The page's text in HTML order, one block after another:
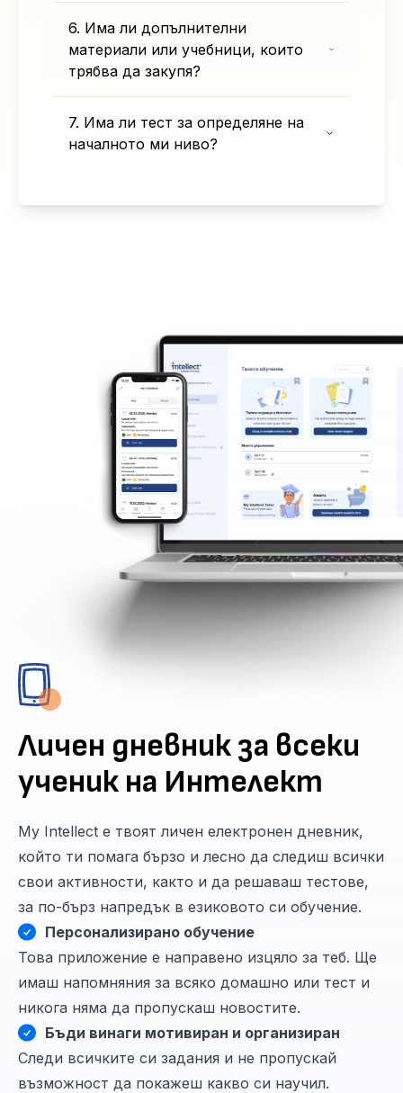
6. Има ли допълнителни
материали или учебници, които
трябва да закупя?
7. Има ли тест за определяне на
началното ми ниво?
Личен дневник за всеки
ученик на Интелект
My Intellect е твоят личен електронен дневник,
който ти помага бързо и лесно да следиш всички
свои активности, както и да решаваш тестове,
за по-бърз напредък в езиковото си обучение.
Персонализирано обучение
Това приложение е направено изцяло за теб. Ще
имаш напомняния за всяко домашно или тест и
никога няма да пропускаш новостите.
Бъди винаги мотивиран и организиран
Следи всичките си задания и не пропускай
възможност да покажеш какво си научил.